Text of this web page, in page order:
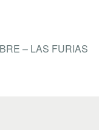
– LAS FURIAS